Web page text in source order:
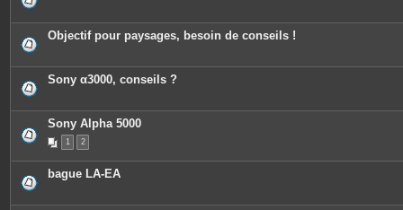
e
s
Objectif pour paysages, besoin de conseils !
Sony α3000, conseils ?
Sony Alpha 5000
1 2
bague LA-EA